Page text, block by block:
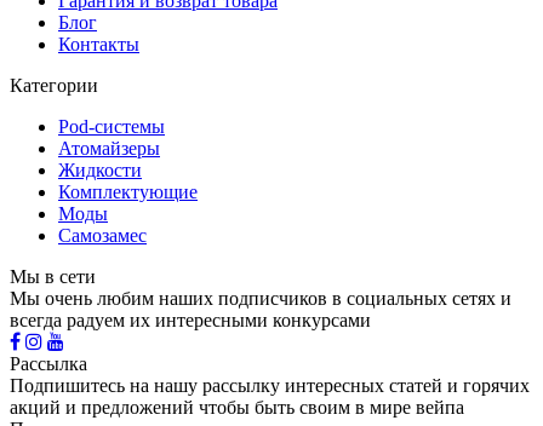
Блог
Контакты
Категории
Pod-системы
Атомайзеры
Жидкости
Комплектующие
Моды
Самозамес
Мы в сети
Мы очень любим наших подписчиков в социальных сетях и
всегда радуем их интересными конкурсами
Рассылка
Подпишитесь на нашу рассылку интересных статей и горячих
акций и предложений чтобы быть своим в мире вейпа